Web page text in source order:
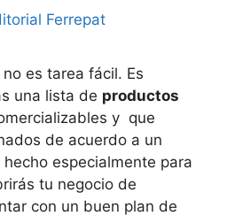
Ferrepat
no es tarea fácil. Es
una lista de productos
y que
de acuerdo a un
especialmente para
tu negocio de
con un buen plan de